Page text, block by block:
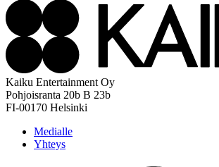
Kaiku Entertainment Oy
Pohjoisranta 20b B 23b
FI-00170 Helsinki
Medialle
Yhteys